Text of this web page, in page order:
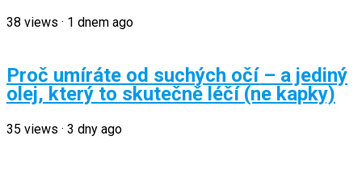
38 views · 1 dnem ago
Proč umíráte od suchých očí – a jediný
olej, který to skutečně léčí (ne kapky)
35 views · 3 dny ago